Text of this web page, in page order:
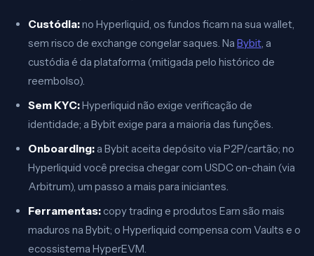
Custódia:no Hyperliquid, os fundos ficam na sua wallet,
sem risco de exchange congelar saques. Na Bybit, a
custódia é da plataforma (mitigada pelo histórico de
reembolso).
Sem KYC:Hyperliquid não exige verificação de
identidade; a Bybit exige para a maioria das funções.
Onboarding: a Bybit aceita depósito via P2P/cartão; no
Hyperliquid você precisa chegar com USDC on-chain (via
Arbitrum), um passo a mais para iniciantes.
Ferramentas: copy trading e produtos Earn são mais
maduros na Bybit; o Hyperliquid compensa com Vaults e o
ecossistema HyperEVM.